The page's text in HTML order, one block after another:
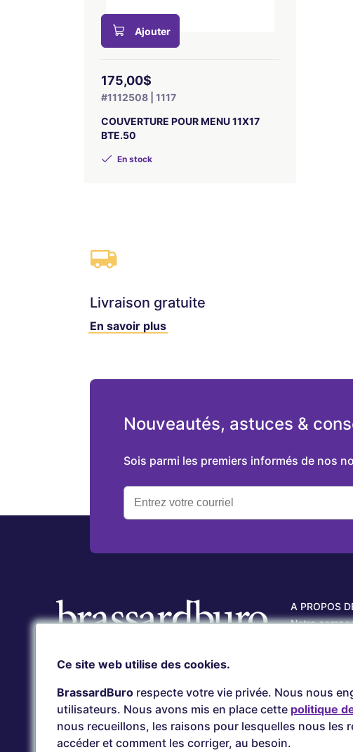
Ajouter
175,00$
#1112508 | 1117
COUVERTURE POUR MENU 11X17
BTE.50
En stock
Livraison gratuite
En savoir plus
Nouveautés, astuces &
Sois parmi les premiers informés de nos
(418) 657-5500
serviceclient@brassardburo.com
A PROPOS
Notre
Ce site web utilise des cookies.
BrassardBuro respecte votre vie privée. Nous nous
utilisateurs. Nous avons mis en place cette politique
nous recueillons, les raisons pour lesquelles nous
accéder et comment les corriger, au besoin.